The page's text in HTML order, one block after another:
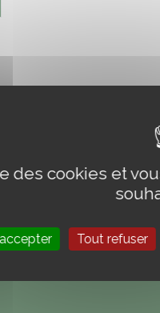
des cookies et
Tout refuser